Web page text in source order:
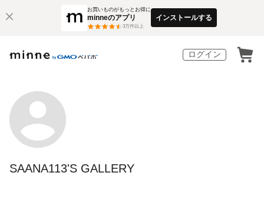
お買いものがもっとお得に
minneのアプリ
3万件以上
インストールする
ログイン
SAANA113'S GALLERY